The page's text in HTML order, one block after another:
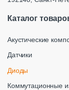
Каталог
Акустические
Датчики
Диоды
Коммутационные